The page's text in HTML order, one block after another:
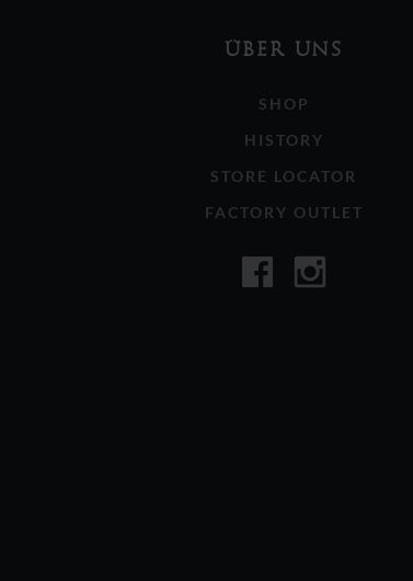
ÜBER UNS
SHOP
HISTORY
STORE LOCATOR
FACTORY OUTLET